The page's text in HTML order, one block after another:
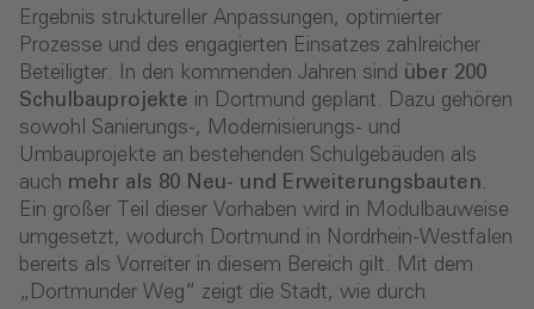
Ergebnis struktureller Anpassungen, optimierter
Prozesse und des engagierten Einsatzes zahlreicher
Beteiligter. In den kommenden Jahren sind über 200
Schulbauprojekte in Dortmund geplant. Dazu gehören
sowohl Sanierungs-, Modernisierungs- und
Umbauprojekte an bestehenden Schulgebäuden als
auch mehr als 80 Neu- und Erweiterungsbauten.
Ein großer Teil dieser Vorhaben wird in Modulbauweise
umgesetzt, wodurch Dortmund in Nordrhein-Westfalen
bereits als Vorreiter in diesem Bereich gilt. Mit dem
„Dortmunder Weg“ zeigt die Stadt, wie durch